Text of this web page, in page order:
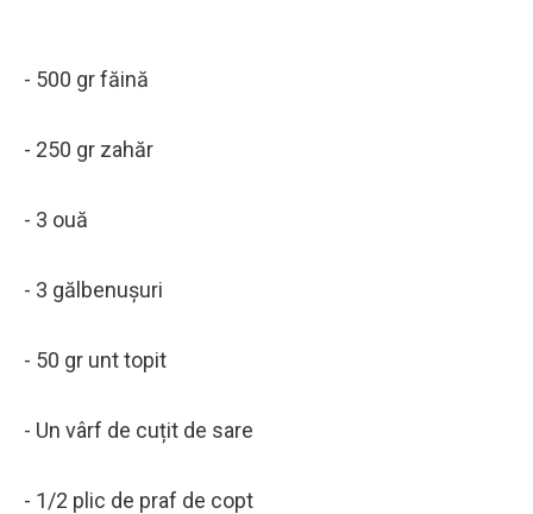
- 500 gr făină
- 250 gr zahăr
- 3 ouă
- 3 gălbenușuri
- 50 gr unt topit
- Un vârf de cuțit de sare
- 1/2 plic de praf de copt